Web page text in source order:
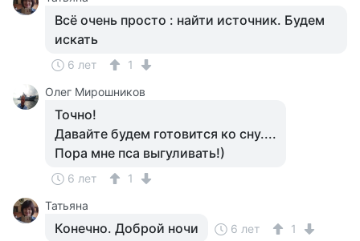
Всё очень просто : найти источник. Будем
искать
6 лет
1
Олег Мирошников
Точно!
Давайте будем готовится ко сну....
Пора мне пса выгуливать!)
6 лет
1
Татьяна
Конечно. Доброй ночи 6 лет 1